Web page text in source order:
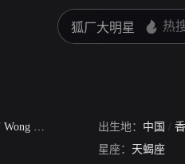
Wong Ka Ming 出生地： 中国 /
星座： 天蝎座